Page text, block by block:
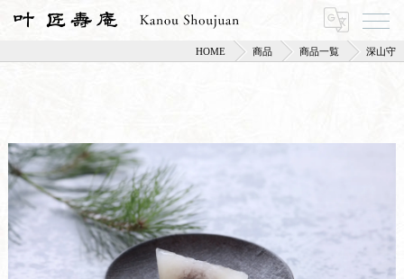
HOME 商品 商品一覧 深山守